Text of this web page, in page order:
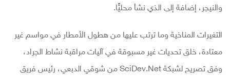
والنيجر، إضافة إلى الذي نشأ محليًّا.
التغيرات المناخية وما ترتب عليها من هطول الأمطار في مواسم غير
معتادة، خلق تحديات غير مسبوقة في آليات مراقبة نشاط الجراد،
وفق تصريح لشبكة SciDev.Net من شوقي الدبعي، رئيس فريق